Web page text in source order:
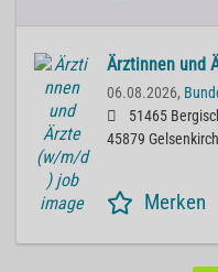
Ärztinnen und
06.08.2026,
51465
45879
Merken